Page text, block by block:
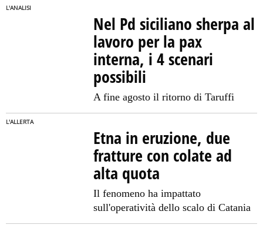
L'ANALISI
Nel Pd siciliano sherpa al
lavoro per la pax
interna, i 4 scenari
possibili
A fine agosto il ritorno di Taruffi
L'ALLERTA
Etna in eruzione, due
fratture con colate ad
alta quota
Il fenomeno ha impattato
sull'operatività dello scalo di Catania